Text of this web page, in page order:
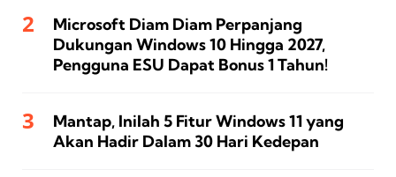
Microsoft Diam Diam Perpanjang
Dukungan Windows 10 Hingga 2027,
Pengguna ESU Dapat Bonus 1 Tahun!
Mantap, Inilah 5 Fitur Windows 11 yang
Akan Hadir Dalam 30 Hari Kedepan